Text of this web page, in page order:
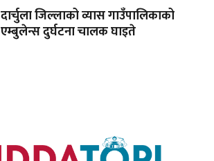
दार्चुला जिल्लाको व्यास गाउँपालिकाको
एम्बुलेन्स दुर्घटना चालक घाइते